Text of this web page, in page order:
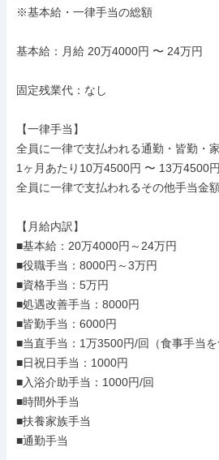
※基本給・一律手当の総額
基本給：月給 20万4000円 〜 24万円
固定残業代：なし
【一律手当】
全員に一律で支払われる通勤・皆勤・
1ヶ月あたり10万4500円 〜 13万4500円
全員に一律で支払われるその他手当金
【月給内訳】
■基本給：20万4000円～24万円
■役職手当：8000円～3万円
■資格手当：5万円
■処遇改善手当：8000円
■皆勤手当：6000円
■当直手当：1万3500円/回（食事手当を
■日祝日手当：1000円
■入浴介助手当：1000円/回
■時間外手当
■扶養家族手当
■通勤手当